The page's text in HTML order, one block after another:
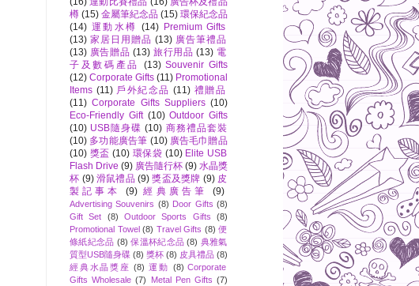
樽 (15) 金屬筆紀念品 (15) 環保紀念品
(14) 運動水樽 (14) Premium Gifts
(13) 家居日用贈品 (13) 廣告筆禮品
(13) 廣告贈品 (13) 旅行用品 (13) 電
子及數碼產品
(13) Souvenir Gifts
(12) Corporate Gifts (11) Promotional
Items (11) 戶外紀念品 (11) 禮贈品
(11) Corporate Gifts Suppliers (10)
Eco-Friendly Gift (10) Outdoor Gifts
(10) USB隨身碟 (10) 商務禮品套裝
(10) 多功能廣告筆 (10) 廣告毛巾贈品
(10) 獎盃 (10) 環保袋 (10) Elite USB
Flash Drive (9) 廣告隨行杯 (9) 水晶獎
杯 (9) 滑鼠禮品 (9) 獎盃及獎牌 (9) 皮
製記事本
(9) 經典廣告筆 (9)
Advertising Souvenirs (8) Door Gifts (8)
Gift Set
(8) Outdoor Sports Gifts
(8)
Promotional Towel (8) Travel Gifts (8) 便
條紙紀念品 (8) 保溫杯紀念品 (8) 典雅氣
質型USB隨身碟 (8) 獎杯 (8) 皮具禮品 (8)
經典水晶獎座 (8) 運動 (8) Corporate
Gifts Wholesale (7) Metal Pen Gifts (7)